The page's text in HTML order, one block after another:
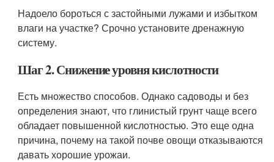
Надоело бороться с застойными лужами и избытком
влаги на участке? Срочно установите дренажную
систему.
Шаг 2. Снижение уровня кислотности
Есть множество способов. Однако садоводы и без
определения знают, что глинистый грунт чаще всего
обладает повышенной кислотностью. Это еще одна
причина, почему на такой почве овощи отказываются
давать хорошие урожаи.